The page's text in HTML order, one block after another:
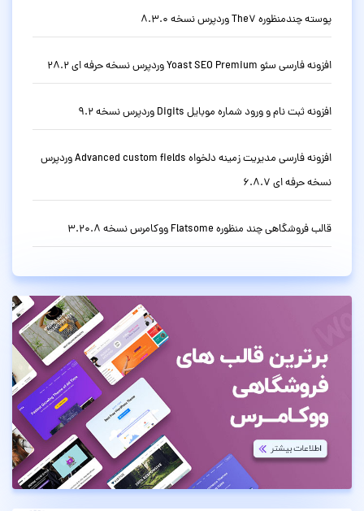
پوسته چندمنظوره The7 وردپرس نسخه 8.3.0
افزونه فارسی سئو Yoast SEO Premium وردپرس نسخه حرفه ای 28.2
افزونه ثبت نام و ورود شماره موبایل Digits وردپرس نسخه 9.2
افزونه فارسی مدیریت زمینه دلخواه Advanced custom fields وردپرس
نسخه حرفه ای 6.8.7
قالب فروشگاهی چند منظوره Flatsome ووکامرس نسخه 3.20.8